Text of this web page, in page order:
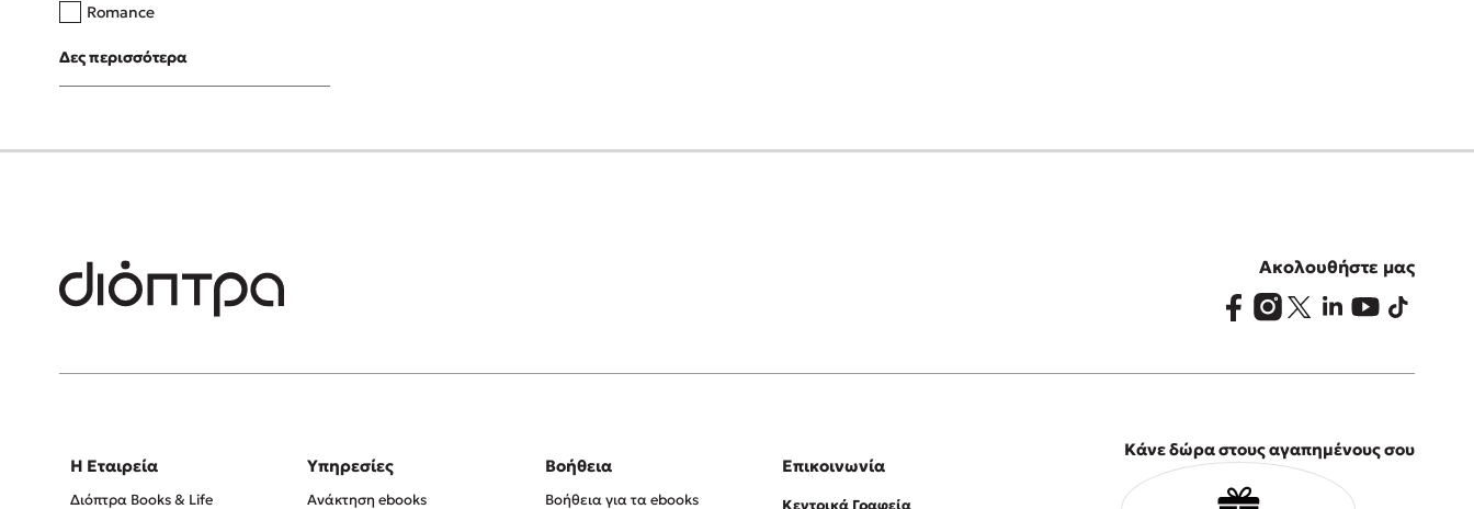
Romance
Upmarket
Young Adult
Δες περισσότερα
Ακολουθήστε μας
Η Εταιρεία
Διόπτρα Books & Life
Υπηρεσίες
Ανάκτηση ebooks
Βοήθεια
Βοήθεια για τα ebooks
Επικοινωνία
Κεντρικά Γραφεία
Κάνε δώρα στους αγαπημένους σου